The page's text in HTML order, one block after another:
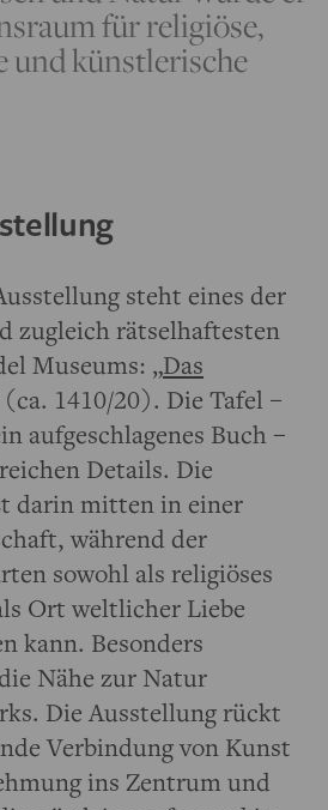
für religiöse,
und künstlerische
steht eines der
zugleich rätselhaftesten
Museums: „Das
(ca. 1410/20). Die Tafel –
aufgeschlagenes Buch –
Details. Die
darin mitten in einer
während der
sowohl als religiöses
Ort weltlicher Liebe
kann. Besonders
Nähe zur Natur
Die Ausstellung rückt
Verbindung von Kunst
ins Zentrum und